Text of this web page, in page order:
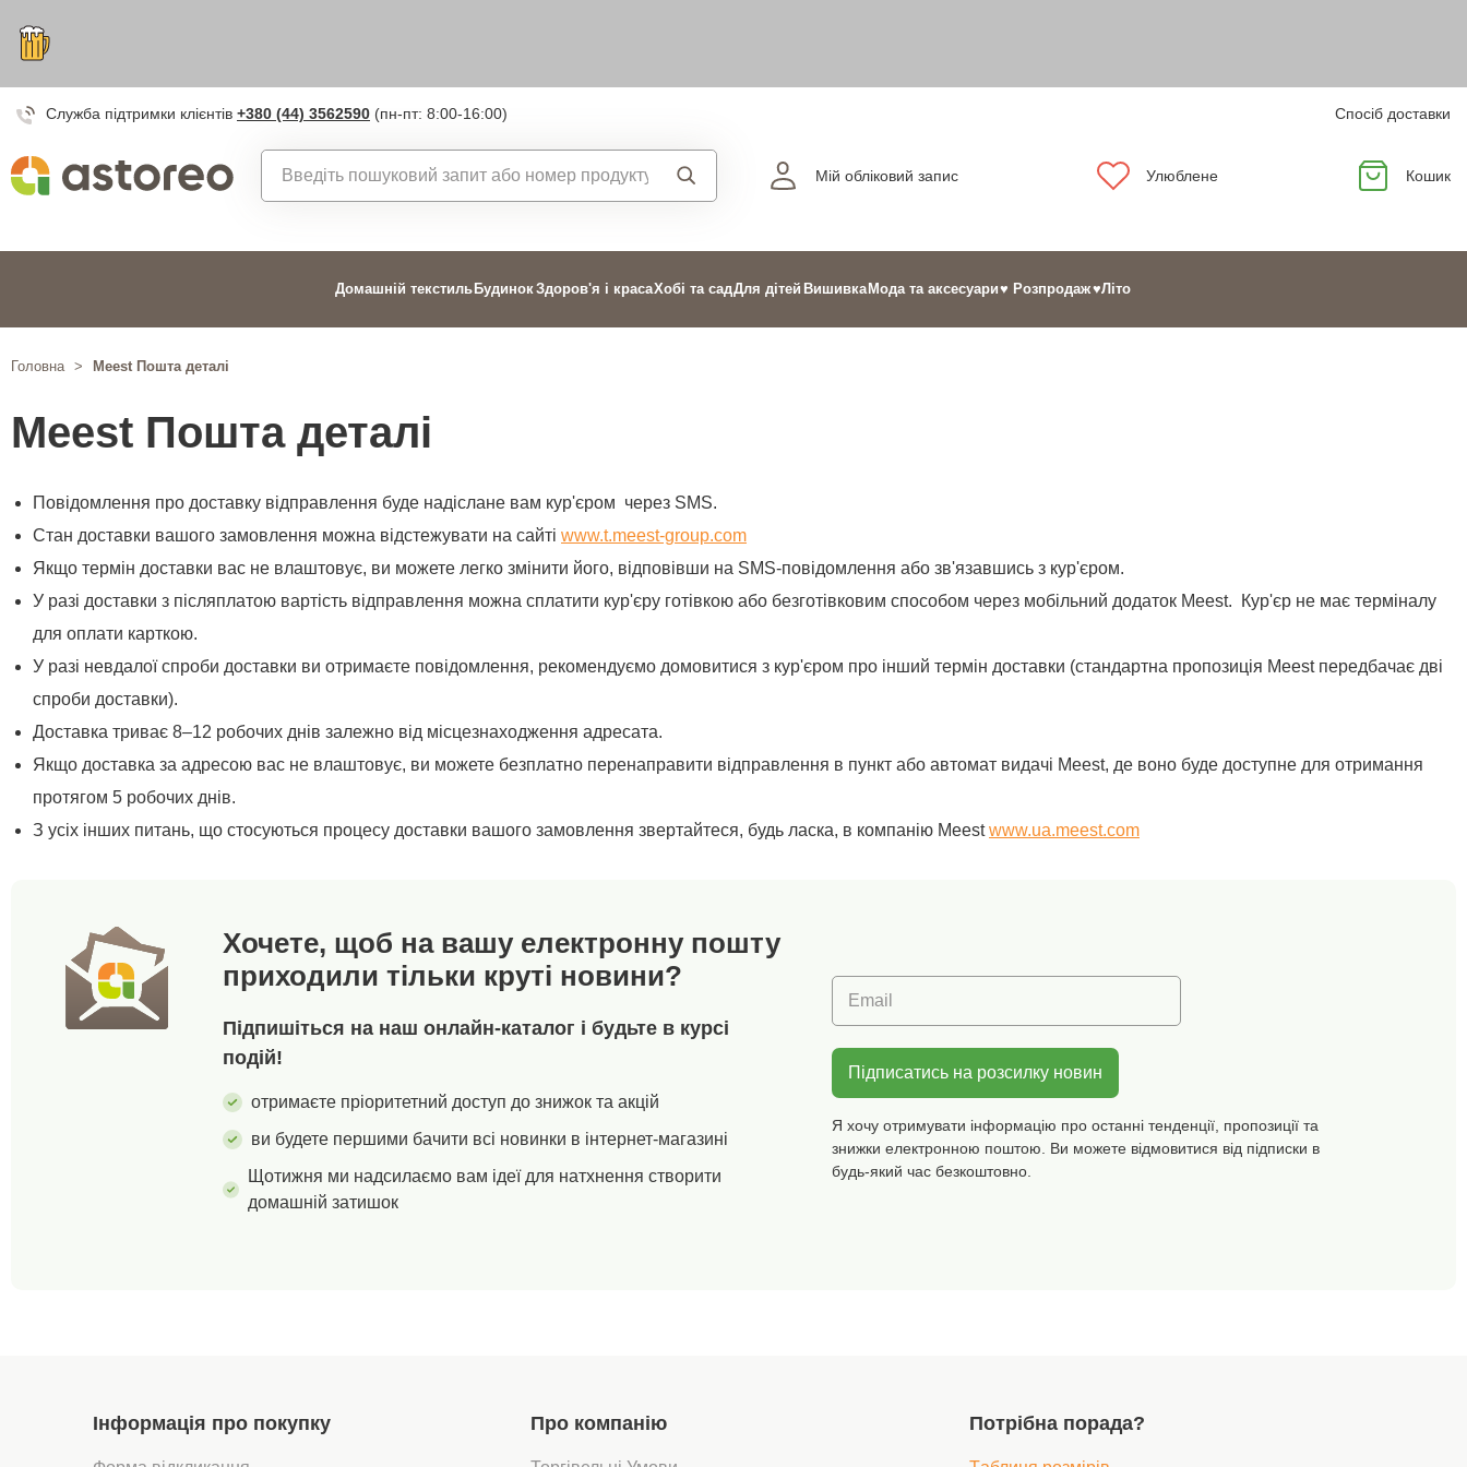
Служба підтримки клієнтів +380 (44) 3562590 (пн-пт: 8:00-16:00) Спосіб доставки
Мій обліковий запис Улюблене Кошик
Домашній текстиль БудинокЗдоров'я і красаХобі та садДля дітей Вишивка Мода та аксесуари♥ Розпродаж♥Літо
Головна > Meest Пошта деталі
Meest Пошта деталі
Повідомлення про доставку відправлення буде надіслане вам кур'єром через SMS.
Стан доставки вашого замовлення можна відстежувати на сайті www.t.meest-group.com
Якщо термін доставки вас не влаштовує, ви можете легко змінити його, відповівши на SMS-повідомлення або зв'язавшись з кур'єром.
У разі доставки з післяплатою вартість відправлення можна сплатити кур'єру готівкою або безготівковим способом через мобільний додаток Meest. Кур'єр не має терміналу
для оплати карткою.
У разі невдалої спроби доставки ви отримаєте повідомлення, рекомендуємо домовитися з кур'єром про інший термін доставки (стандартна пропозиція Meest передбачає дві
спроби доставки).
Доставка триває 8–12 робочих днів залежно від місцезнаходження адресата.
Якщо доставка за адресою вас не влаштовує, ви можете безплатно перенаправити відправлення в пункт або автомат видачі Meest, де воно буде доступне для отримання
протягом 5 робочих днів.
З усіх інших питань, що стосуються процесу доставки вашого замовлення звертайтеся, будь ласка, в компанію Meestwww.ua.meest.com
Хочете, щоб на вашу електронну пошту
приходили тільки круті новини?
Підпишіться на наш онлайн-каталог і будьте в курсі
подій!
отримаєте пріоритетний доступ до знижок та акцій
ви будете першими бачити всі новинки в інтернет-магазині
Щотижня ми надсилаємо вам ідеї для натхнення створити
домашній затишок
Email
Підписатись на розсилку новин
Я хочу отримувати інформацію про останні тенденції, пропозиції та
знижки електронною поштою. Ви можете відмовитися від підписки в
будь-який час безкоштовно.
Інформація про покупку Про компанію Потрібна порада?